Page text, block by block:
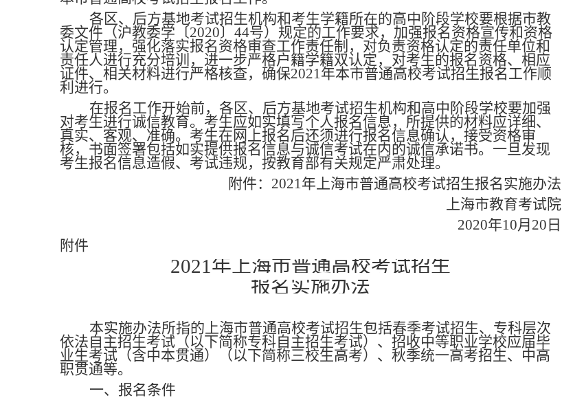
各区、后方基地考试招生机构和考生学籍所在的高中阶段学校要根据市教
委文件（沪教委学〔2020〕44号）规定的工作要求，加强报名资格宣传和资格
认定管理，强化落实报名资格审查工作责任制，对负责资格认定的责任单位和
责任人进行充分培训，进一步严格户籍学籍双认定，对考生的报名资格、相应
证件、相关材料进行严格核查，确保2021年本市普通高校考试招生报名工作顺
利进行。
在报名工作开始前，各区、后方基地考试招生机构和高中阶段学校要加强
对考生进行诚信教育。考生应如实填写个人报名信息，所提供的材料应详细、
真实、客观、准确。考生在网上报名后还须进行报名信息确认，接受资格审
核，书面签署包括如实提供报名信息与诚信考试在内的诚信承诺书。一旦发现
考生报名信息造假、考试违规，按教育部有关规定严肃处理。
附件：2021年上海市普通高校考试招生报名实施办法
上海市教育考试院
2020年10月20日
附件
2021 年上海市普通高校考试招生
报名实施办法
本实施办法所指的上海市普通高校考试招生包括春季考试招生、专科层次
依法自主招生考试（以下简称专科自主招生考试）、招收中等职业学校应届毕
业生考试（含中本贯通）（以下简称三校生高考）、秋季统一高考招生、中高
职贯通等。
一、报名条件